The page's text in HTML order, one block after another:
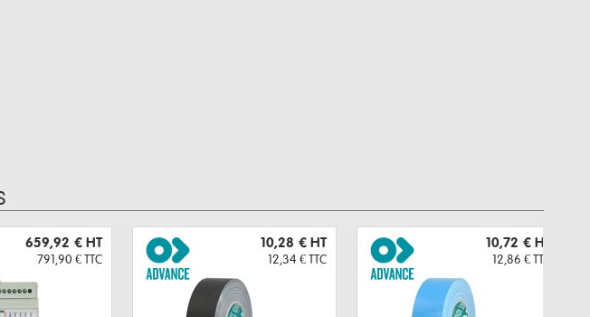
659,92 € HT
791,90 € TTC
10,28 € HT
12,34 € TTC
10,72 € HT
12,86 € TTC